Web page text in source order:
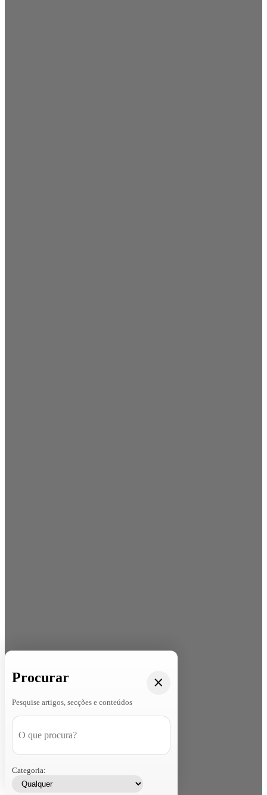
Procurar
Pesquise artigos, secções e conteúdos
Categoria: